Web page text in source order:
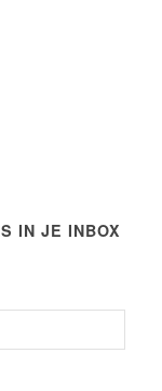
IN JE INBOX